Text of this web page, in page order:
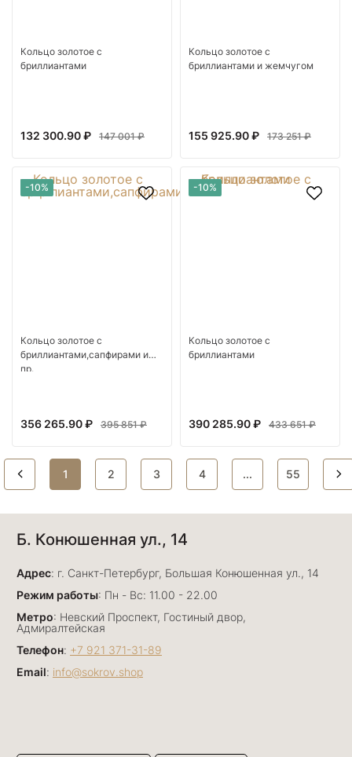
Кольцо золотое с
бриллиантами
132 300.90 ₽ 147 001 ₽
Кольцо золотое с
бриллиантами и жемчугом
155 925.90 ₽ 173 251 ₽
-10%
Кольцо золотое с
бриллиантами,сапфирами и
пр.
356 265.90 ₽ 395 851 ₽
-10%
Кольцо золотое с
бриллиантами
390 285.90 ₽ 433 651 ₽
1 2 3 4 ... 55
Б. Конюшенная ул., 14
Адрес: г. Санкт-Петербург, Большая Конюшенная ул., 14
Режим работы: Пн - Вс: 11.00 - 22.00
Метро: Невский Проспект, Гостиный двор,
Адмиралтейская
Телефон: +7 921 371-31-89
Email: info@sokrov.shop